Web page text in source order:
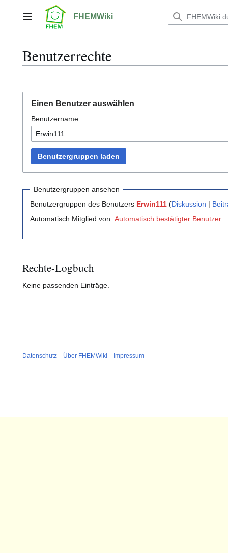
springenHauptmenü FHEMWiki
Benutzerrechte
Einen Benutzer auswählen
Benutzername:
Benutzergruppen laden
Benutzergruppen ansehen
Benutzergruppen des Benutzers Erwin111 (Diskussion |
Automatisch Mitglied von: Automatisch bestätigter Benutzer
Rechte-Logbuch
Keine passenden Einträge.
Datenschutz Über FHEMWiki Impressum